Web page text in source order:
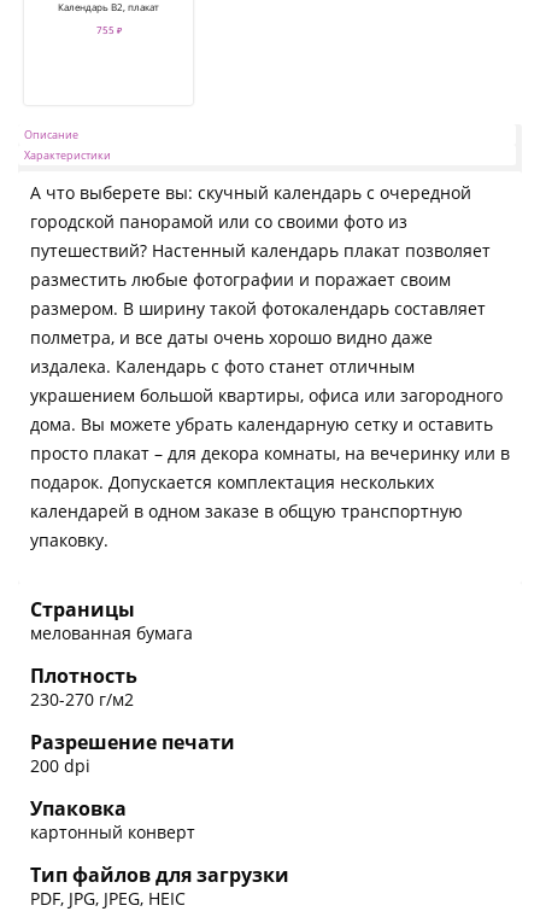
Календарь В2, плакат
755 ₽
Описание
Характеристики
А что выберете вы: скучный календарь с очередной
городской панорамой или со своими фото из
путешествий? Настенный календарь плакат позволяет
разместить любые фотографии и поражает своим
размером. В ширину такой фотокалендарь составляет
полметра, и все даты очень хорошо видно даже
издалека. Календарь с фото станет отличным
украшением большой квартиры, офиса или загородного
дома. Вы можете убрать календарную сетку и оставить
просто плакат – для декора комнаты, на вечеринку или в
подарок. Допускается комплектация нескольких
календарей в одном заказе в общую транспортную
упаковку.
Страницы
мелованная бумага
Плотность
230-270 г/м2
Разрешение печати
200 dpi
Упаковка
картонный конверт
Тип файлов для загрузки
PDF, JPG, JPEG, HEIC